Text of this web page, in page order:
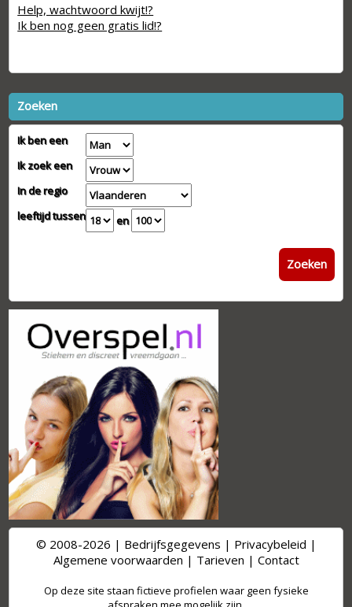
Help, wachtwoord kwijt!?
Ik ben nog geen gratis lid!?
Zoeken
Ik ben een
Ik zoek een
In de regio
leeftijd tussen
en
Zoeken
© 2008-2026 | Bedrijfsgegevens | Privacybeleid |
Algemene voorwaarden | Tarieven | Contact
Op deze site staan fictieve profielen waar geen fysieke